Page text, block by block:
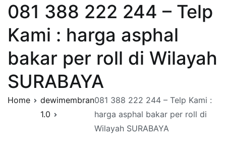
081 388 222 244 – Telp
Kami : harga asphal
bakar per roll di Wilayah
SURABAYA
Home
dewimembran
1.0
081 388 222 244 – Telp Kami :
harga asphal bakar per roll di
Wilayah SURABAYA